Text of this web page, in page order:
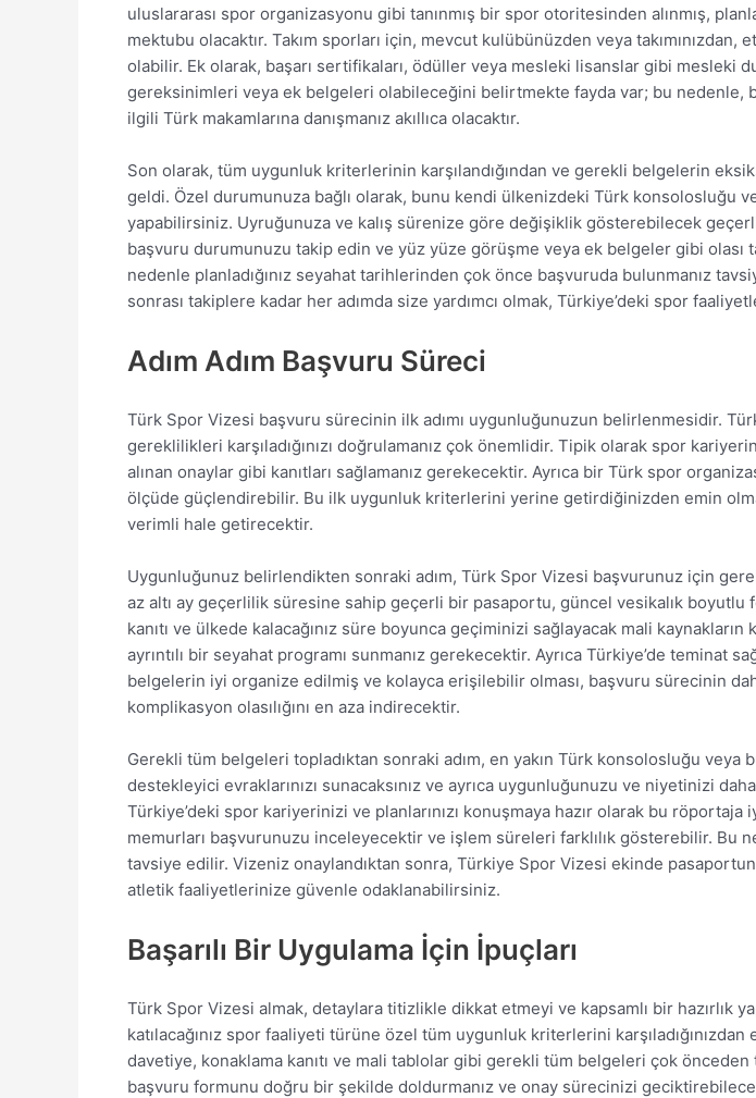
uluslararası spor organizasyonu gibi tanınmış bir spor otoritesinden alınmış,
mektubu olacaktır. Takım sporları için, mevcut kulübünüzden veya
olabilir. Ek olarak, başarı sertifikaları, ödüller veya mesleki lisanslar gibi mesleki
gereksinimleri veya ek belgeleri olabileceğini belirtmekte fayda var; bu nedenle,
ilgili Türk makamlarına danışmanız akıllıca olacaktır.
Son olarak, tüm uygunluk kriterlerinin karşılandığından ve gerekli belgelerin
geldi. Özel durumunuza bağlı olarak, bunu kendi ülkenizdeki Türk konsolosluğu
yapabilirsiniz. Uyruğunuza ve kalış sürenize göre değişiklik gösterebilecek
başvuru durumunuzu takip edin ve yüz yüze görüşme veya ek belgeler gibi
nedenle planladığınız seyahat tarihlerinden çok önce başvuruda bulunmanız
sonrası takiplere kadar her adımda size yardımcı olmak, Türkiye’deki spor
Adım Adım Başvuru Süreci
Türk Spor Vizesi başvuru sürecinin ilk adımı uygunluğunuzun belirlenmesidir.
gereklilikleri karşıladığınızı doğrulamanız çok önemlidir. Tipik olarak spor
alınan onaylar gibi kanıtları sağlamanız gerekecektir. Ayrıca bir Türk spor
ölçüde güçlendirebilir. Bu ilk uygunluk kriterlerini yerine getirdiğinizden emin
verimli hale getirecektir.
Uygunluğunuz belirlendikten sonraki adım, Türk Spor Vizesi başvurunuz için
az altı ay geçerlilik süresine sahip geçerli bir pasaportu, güncel vesikalık
kanıtı ve ülkede kalacağınız süre boyunca geçiminizi sağlayacak mali kaynakların
ayrıntılı bir seyahat programı sunmanız gerekecektir. Ayrıca Türkiye’de teminat
belgelerin iyi organize edilmiş ve kolayca erişilebilir olması, başvuru sürecinin
komplikasyon olasılığını en aza indirecektir.
Gerekli tüm belgeleri topladıktan sonraki adım, en yakın Türk konsolosluğu
destekleyici evraklarınızı sunacaksınız ve ayrıca uygunluğunuzu ve niyetinizi
Türkiye’deki spor kariyerinizi ve planlarınızı konuşmaya hazır olarak bu
memurları başvurunuzu inceleyecektir ve işlem süreleri farklılık gösterebilir. Bu
tavsiye edilir. Vizeniz onaylandıktan sonra, Türkiye Spor Vizesi ekinde
atletik faaliyetlerinize güvenle odaklanabilirsiniz.
Başarılı Bir Uygulama İçin İpuçları
Türk Spor Vizesi almak, detaylara titizlikle dikkat etmeyi ve kapsamlı bir hazırlık
katılacağınız spor faaliyeti türüne özel tüm uygunluk kriterlerini
davetiye, konaklama kanıtı ve mali tablolar gibi gerekli tüm belgeleri çok
başvuru formunu doğru bir şekilde doldurmanız ve onay sürecinizi